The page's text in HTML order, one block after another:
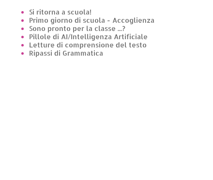
Si ritorna a scuola!
Primo giorno di scuola - Accoglienza
Sono pronto per la classe ...?
Pillole di AI/Intelligenza Artificiale
Letture di comprensione del testo
Ripassi di Grammatica